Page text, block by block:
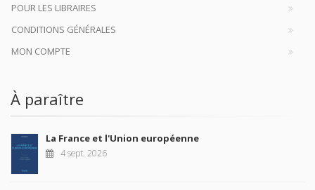
POUR LES LIBRAIRES
CONDITIONS GÉNÉRALES
MON COMPTE
À paraître
La France et l'Union européenne
4 sept. 2026